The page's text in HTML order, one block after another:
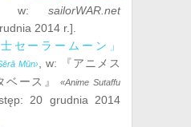
, w: sailorWAR.net
‎2014 r.].
セーラームーン」
Mūn› , w:
『アニメス
ベース』
«Anime Sutaffu
20 grudnia ‎2014